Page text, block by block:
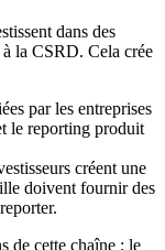
dans des
à la CSRD. Cela crée
par les entreprises
le reporting produit
créent une
doivent fournir des
de cette chaîne : le